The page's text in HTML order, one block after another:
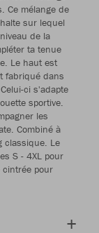
Ce mélange de
sur lequel
de la
ta tenue
Le haut est
fabriqué dans
ci s'adapte
sportive.
les
Combiné à
classique. Le
S - 4XL pour
pour